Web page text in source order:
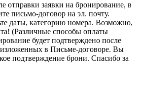
отправки заявки на бронирование, в
письмо-договор на эл. почту.
даты, категорию номера. Возможно,
(Различные способы оплаты
будет подтверждено после
в Письме-договоре. Вы
подтверждение брони. Спасибо за